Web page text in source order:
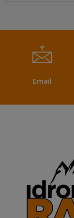
Email